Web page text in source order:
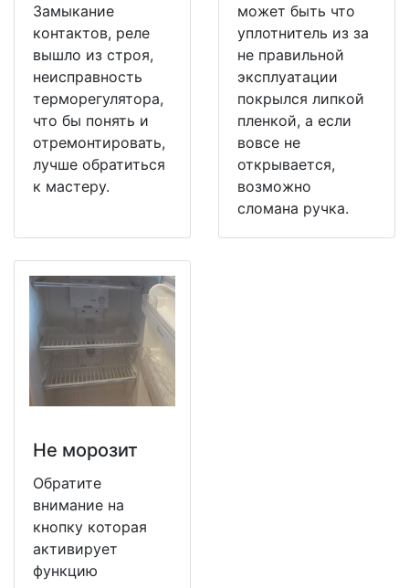
Замыкание
контактов, реле
вышло из строя,
неисправность
терморегулятора,
что бы понять и
отремонтировать,
лучше обратиться
к мастеру.
может быть что
уплотнитель из за
не правильной
эксплуатации
покрылся липкой
пленкой, а если
вовсе не
открывается,
возможно
сломана ручка.
Не морозит
Обратите
внимание на
кнопку которая
активирует
функцию